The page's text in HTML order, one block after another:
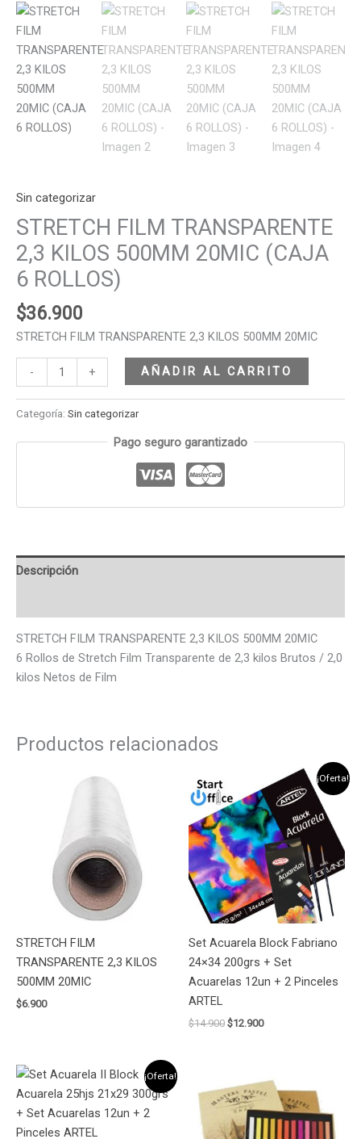
Sin categorizar
STRETCH FILM TRANSPARENTE
2,3 KILOS 500MM 20MIC (CAJA
6 ROLLOS)
$36.900
STRETCH FILM TRANSPARENTE 2,3 KILOS 500MM 20MIC
- + AÑADIR AL CARRITO
Categoría: Sin categorizar
Pago seguro garantizado
Descripción
STRETCH FILM TRANSPARENTE 2,3 KILOS 500MM 20MIC
6 Rollos de Stretch Film Transparente de 2,3 kilos Brutos / 2,0
kilos Netos de Film
Productos relacionados
STRETCH FILM
TRANSPARENTE 2,3 KILOS
500MM 20MIC
$6.900
¡Oferta!
Set Acuarela Block Fabriano
24×34 200grs + Set
Acuarelas 12un + 2 Pinceles
ARTEL
$14.900
original
era:
$14.900.
$12.900
precio
actual
es:
$12.900.
¡Oferta!
El
original
era:
$14.900.
El
actual
es:
$12.900.